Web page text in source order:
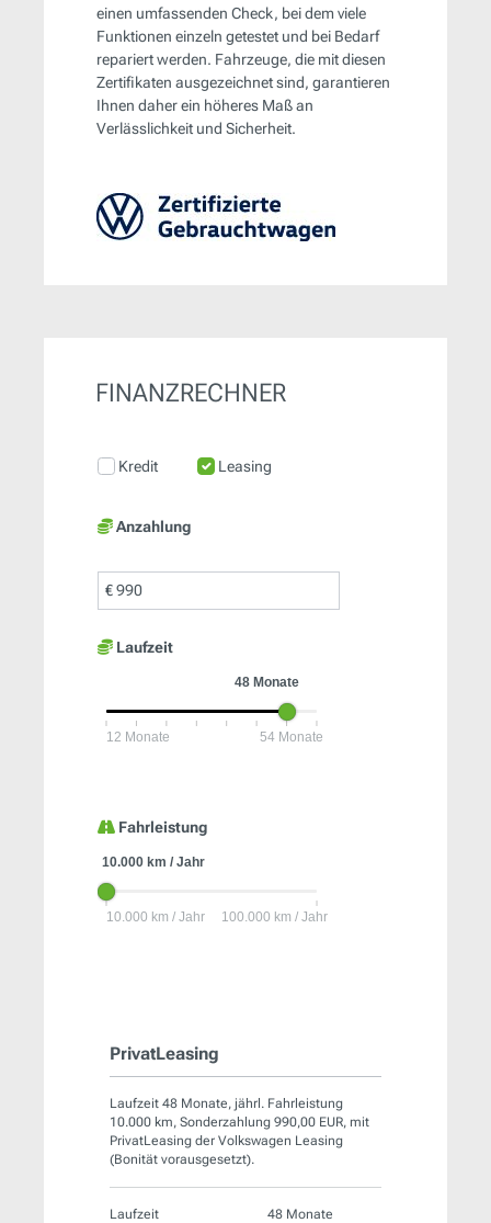
einen umfassenden Check, bei dem viele
Funktionen einzeln getestet und bei Bedarf
repariert werden. Fahrzeuge, die mit diesen
Zertifikaten ausgezeichnet sind, garantieren
Ihnen daher ein höheres Maß an
Verlässlichkeit und Sicherheit.
FINANZRECHNER
Kredit Leasing
Anzahlung
€
Laufzeit
Fahrleistung
PrivatLeasing
Laufzeit 48 Monate, jährl. Fahrleistung
10.000 km, Sonderzahlung 990,00 EUR, mit
PrivatLeasing der Volkswagen Leasing
(Bonität vorausgesetzt).
Laufzeit
48 Monate